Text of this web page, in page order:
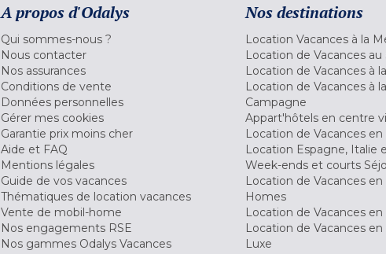
A propos d'Odalys
Qui sommes-nous ?
Nous contacter
Nos assurances
Conditions de vente
Données personnelles
Gérer mes cookies
Garantie prix moins cher
Aide et FAQ
Mentions légales
Guide de vos vacances
Thématiques de location vacances
Vente de mobil-home
Nos engagements RSE
Nos gammes Odalys Vacances
Nos destinations
Location Vacances à la
Location de Vacances au
Location de Vacances à
Location de Vacances à la
Campagne
Appart'hôtels en centre
Location de Vacances en
Location Espagne, Italie
Week-ends et courts
Location de Vacances en
Homes
Location de Vacances en
Location de Vacances en
Luxe